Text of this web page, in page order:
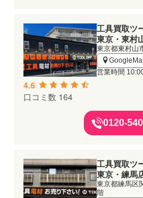
工具買取ツ
東京・東村
東京都東村山
営業時間
4.6
口コミ数 164
0120-
工具買取ツ
東京・練馬
東京都練馬区
階